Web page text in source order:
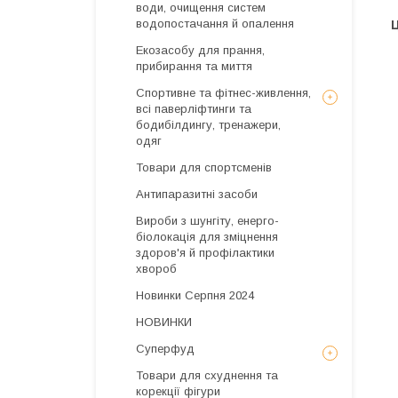
води, очищення систем
водопостачання й опалення
Екозасобу для прання,
прибирання та миття
Спортивне та фітнес-живлення,
всі паверліфтинги та
бодибілдингу, тренажери,
одяг
Товари для спортсменів
Антипаразитні засоби
Вироби з шунгіту, енерго-
біолокація для зміцнення
здоров'я й профілактики
хвороб
Новинки Серпня 2024
НОВИНКИ
Суперфуд
Товари для схуднення та
корекції фігури